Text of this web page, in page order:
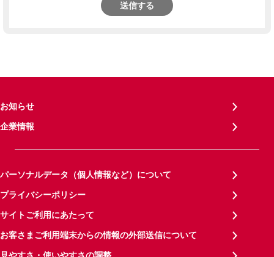
送信する
お知らせ
企業情報
パーソナルデータ（個人情報など）について
プライバシーポリシー
サイトご利用にあたって
お客さまご利用端末からの情報の外部送信について